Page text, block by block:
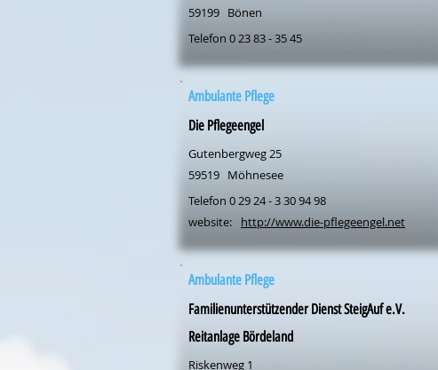
59199 Bönen
Telefon 0 23 83 - 35 45
Ambulante Pflege
Die Pflegeengel
Gutenbergweg 25
59519 Möhnesee
Telefon 0 29 24 - 3 30 94 98
website:
http://www.die-pflegeengel.net
Ambulante Pflege
Familienunterstützender Dienst SteigAuf e.V.
Reitanlage Bördeland
Riskenweg 1